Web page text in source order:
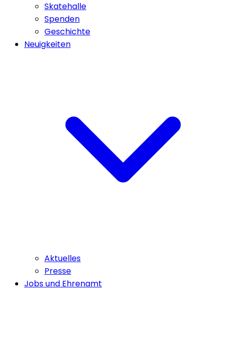
Skatehalle
Spenden
Geschichte
Neuigkeiten
Aktuelles
Presse
Jobs und Ehrenamt